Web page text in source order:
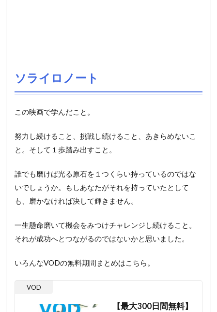
ソライロノート
この映画で学んだこと。
努力し続けること、挑戦し続けること、あきらめないこ
と。そして１歩踏み出すこと。
誰でも磨けば光る原石を１つくらい持っているのではな
いでしょうか。もしあなたがそれを持っていたとして
も、磨かなければ決して輝きません。
一生懸命磨いて機会をみつけチャレンジし続けること。
それが成功へとつながるのではないかと思いました。
いろんなVODの無料期間まとめはこちら。
VOD
【最大300日間無料】